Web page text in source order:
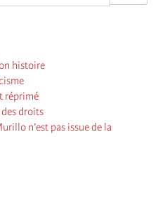
histoire
réprimé
droits
n’est pas issue de la